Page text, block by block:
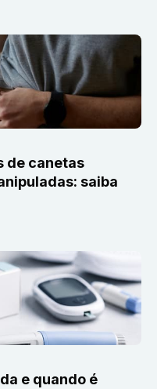
de canetas
saiba
e quando é